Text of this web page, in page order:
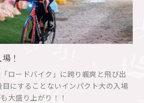
！
ロードバイク」に跨り颯爽と飛び出
にすることないインパクト大の入場
大盛り上がり！！